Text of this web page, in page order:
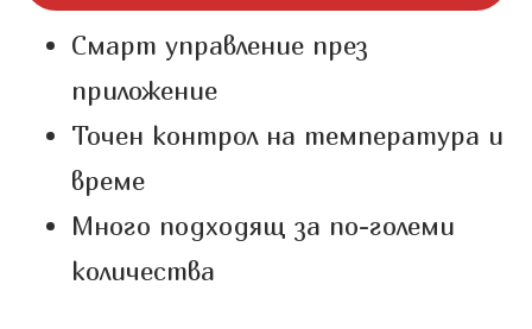
Смарт управление през
приложение
Точен контрол на температура и
време
Много подходящ за по-големи
количества